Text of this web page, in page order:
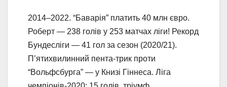
2014–2022. “Баварія” платить 40 млн євро.
Роберт — 238 голів у 253 матчах ліги! Рекорд
Бундесліги — 41 гол за сезон (2020/21).
П’ятихвилинний пента-трик проти
“Вольфсбурга” — у Книзі Гіннеса. Ліга